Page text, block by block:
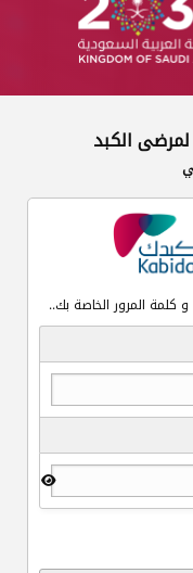
الكبد
المرور الخاصة بك..